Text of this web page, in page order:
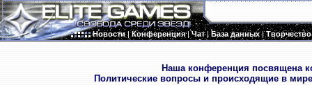
Новости|Конференция|Чат|База данных|Творчество
Наша конференция посвящена
Политические вопросы и происходящие в